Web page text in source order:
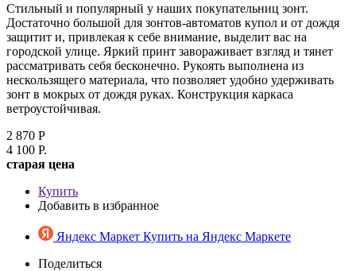
Стильный и популярный у наших покупательниц зонт.
Достаточно большой для зонтов-автоматов купол и от дождя
защитит и, привлекая к себе внимание, выделит вас на
городской улице. Яркий принт завораживает взгляд и тянет
рассматривать себя бесконечно. Рукоять выполнена из
нескользящего материала, что позволяет удобно удерживать
зонт в мокрых от дождя руках. Конструкция каркаса
ветроустойчивая.
2 870 Р
4 100 Р.
cтарая цена
Купить
Добавить в избранное
Яндекс Маркет Купить на Яндекс Маркете
Поделиться